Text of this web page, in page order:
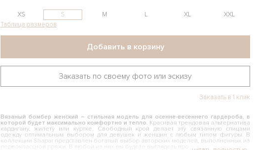
XS S M L XL
XXL
Таблица размеров
Добавить в корзину
Заказать по своему фото или эскизу
Заказать в 1 клик
Вязаный бомбер женский – стильная модель для осенне-весеннего гардероба, в
которой будет максимально комфортно и тепло. Красивая трендовая альтернатива
кардигану, жилету или куртке. Свободный крой делает эту связанную спицами
одежду оптимальным выбором для девушек и женщин с любым типом фигуры. В
коллекции Shapar представлен богатый выбор авторских моделей, выполненных из
первоклассной пряжи. В любой из них вы будете выглядеть просто шикарно.